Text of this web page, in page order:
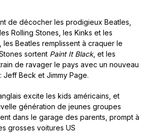
de décocher les prodigieux Beatles,
Rolling Stones, les Kinks et les
les Beatles remplissent à craquer le
sortent Paint It Black, et les
de ravager le pays avec un nouveau
Jeff Beck et Jimmy Page.
excite les kids américains, et
génération de jeunes groupes
dans le garage des parents, prompt à
grosses voitures US